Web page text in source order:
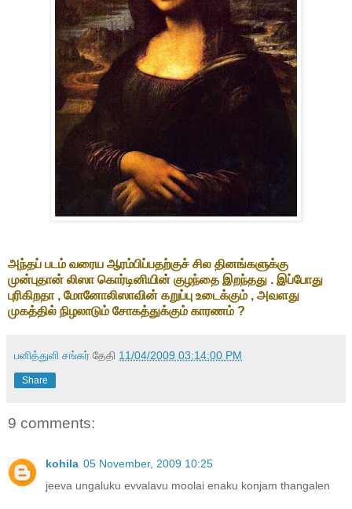
அந்தப் படம் வரைய ஆரம்பிப்பதற்குச் சில தினங்களுக்கு
முன்புதான் லிஸா கொர்டினியின் குழந்தை இறந்தது . இப்போது
புரிகிறதா , மோனோலிஸாவின் கறுப்பு உடைக்கும் , அவளது
முகத்தில் நிழலாடும் சோகத்துக்கும் காரணம் ?
பனித்துளி சங்கர் தேதி 11/04/2009 03:14:00 PM
Share
9 comments:
kohila 05 November, 2009 10:25
jeeva ungaluku evvalavu moolai enaku konjam thangalen